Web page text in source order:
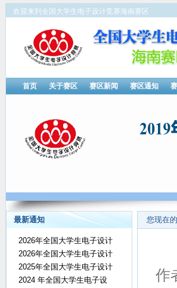
欢迎来到全国大学生电子设计竞赛海南赛区
首页 关于赛区 赛区新闻 赛区通知
最新通知
2026年全国大学生电子设计
2026年全国大学生电子设计
2025年全国大学生电子设计
2024 年全国大学生电子设
您现在
作